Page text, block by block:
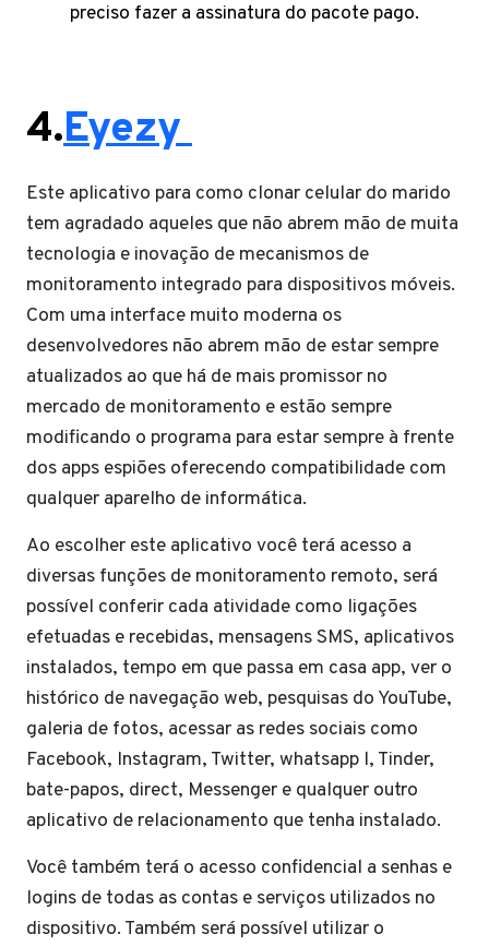
preciso fazer a assinatura do pacote pago.
4.Eyezy
Este aplicativo para como clonar celular do marido
tem agradado aqueles que não abrem mão de muita
tecnologia e inovação de mecanismos de
monitoramento integrado para dispositivos móveis.
Com uma interface muito moderna os
desenvolvedores não abrem mão de estar sempre
atualizados ao que há de mais promissor no
mercado de monitoramento e estão sempre
modificando o programa para estar sempre à frente
dos apps espiões oferecendo compatibilidade com
qualquer aparelho de informática.
Ao escolher este aplicativo você terá acesso a
diversas funções de monitoramento remoto, será
possível conferir cada atividade como ligações
efetuadas e recebidas, mensagens SMS, aplicativos
instalados, tempo em que passa em casa app, ver o
histórico de navegação web, pesquisas do YouTube,
galeria de fotos, acessar as redes sociais como
Facebook, Instagram, Twitter, whatsapp l, Tinder,
bate-papos, direct, Messenger e qualquer outro
aplicativo de relacionamento que tenha instalado.
Você também terá o acesso confidencial a senhas e
logins de todas as contas e serviços utilizados no
dispositivo. Também será possível utilizar o